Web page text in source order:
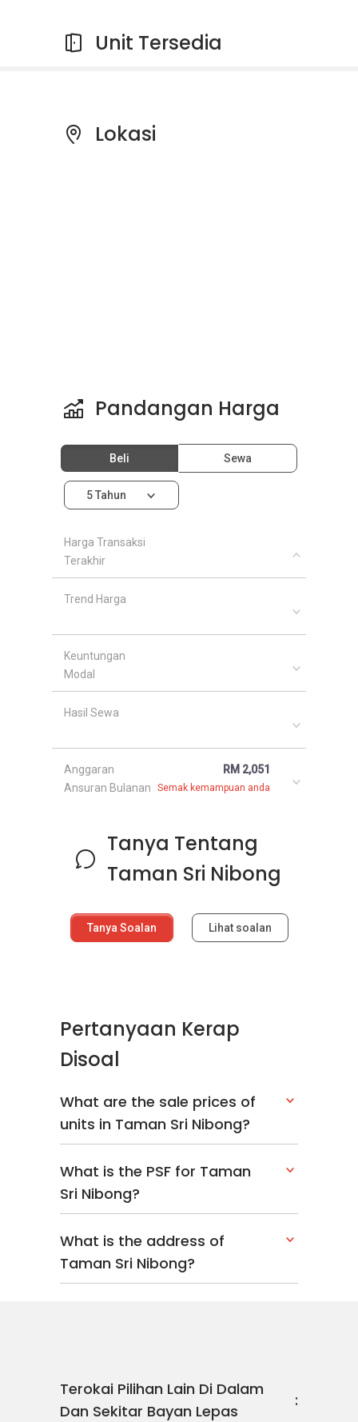
Unit Tersedia
Lokasi
Pandangan Harga
Beli Sewa
5 Tahun
Harga Transaksi
Terakhir
Trend Harga
Keuntungan
Modal
Hasil Sewa
Anggaran
Ansuran Bulanan
RM 2,051
Semak kemampuan anda
Tanya Tentang
Taman Sri Nibong
Tanya Soalan Lihat soalan
Pertanyaan Kerap
Disoal
What are the sale prices of
units in Taman Sri Nibong?
What is the PSF for Taman
Sri Nibong?
What is the address of
Taman Sri Nibong?
Terokai Pilihan Lain Di Dalam
Dan Sekitar Bayan Lepas